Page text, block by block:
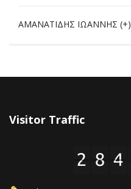
ΑΜΑΝΑΤΙΔΗΣ ΙΩΑΝΝΗΣ (+)
Visitor Traffic